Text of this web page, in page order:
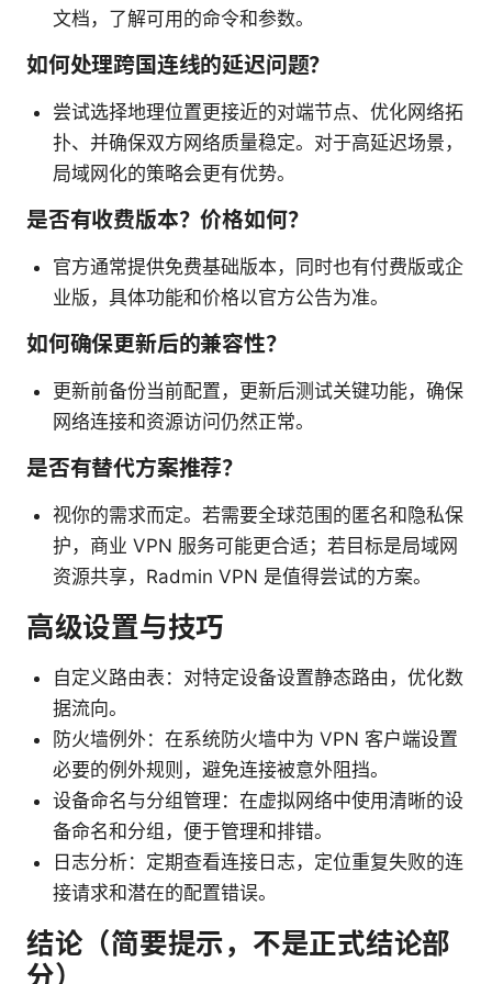
文档，了解可用的命令和参数。
如何处理跨国连线的延迟问题？
尝试选择地理位置更接近的对端节点、优化网络拓
扑、并确保双方网络质量稳定。对于高延迟场景，
局域网化的策略会更有优势。
是否有收费版本？价格如何？
官方通常提供免费基础版本，同时也有付费版或企
业版，具体功能和价格以官方公告为准。
如何确保更新后的兼容性？
更新前备份当前配置，更新后测试关键功能，确保
网络连接和资源访问仍然正常。
是否有替代方案推荐？
视你的需求而定。若需要全球范围的匿名和隐私保
护，商业 VPN 服务可能更合适；若目标是局域网
资源共享，Radmin VPN 是值得尝试的方案。
高级设置与技巧
自定义路由表：对特定设备设置静态路由，优化数
据流向。
防火墙例外：在系统防火墙中为 VPN 客户端设置
必要的例外规则，避免连接被意外阻挡。
设备命名与分组管理：在虚拟网络中使用清晰的设
备命名和分组，便于管理和排错。
日志分析：定期查看连接日志，定位重复失败的连
接请求和潜在的配置错误。
结论（简要提示，不是正式结论部
分）